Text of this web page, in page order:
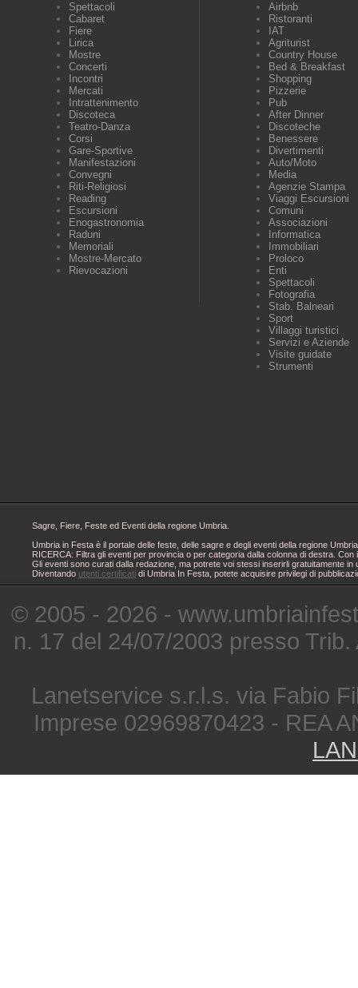
Spettacoli
Cabaret
Fiere
Lirica
Mostre
Concerti
Incontri
Mercati
Intrattenimento
Discoteca
Teatro-Danza
Corsi
Gare-Sportive
Manifestazioni
Convegni
Riti-Religiosi
Reading
Escursioni
Enogastronomia
Raduni
Memoriali
Mostre-Mercato
Rievocazioni
Airbnb
Ristoranti
IAT
Agriturist
Country House
Bed & Breakfast
Shopping
Pizzerie
Pub
After Dinner
Discoteche
Benessere
Divertimenti
Auto/Moto
Media
Agenzie Stampa
Viaggi Escursioni
Comuni
Associazioni
Informatica
Immobiliari
Proloco
Enti
Spettacoli
Fotografia
Stab. Balneari
Sport
Villaggi turistici
Servizi e Aziende
Visite guidate
Strumenti
Sagre, Fiere, Feste ed Eventi della regione Umbria.
Umbria in Festa è il portale delle feste, delle sagre e degli eventi della regione
RICERCA: Filtra gli eventi per provincia o per categoria dalla colonna di destra.
Gli eventi sono curati dalla redazione, ma potrete voi stessi inserirli gratuitamente
Diventando utenti certificati di Umbria In Festa, potete acquisire privilegi di
© 2005 - 2026 -
n. 17 del 24/07/2003 presso
Lanetservice s.r.l.s. via Fabio
Imprese 02969870423 - REA